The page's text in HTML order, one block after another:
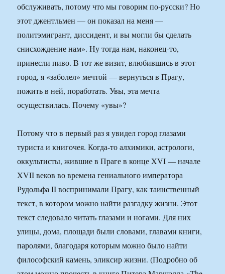
обслуживать, потому что мы говорим по-русски? Но
этот джентльмен — он показал на меня —
политэмигрант, диссидент, и вы могли бы сделать
снисхождение нам». Ну тогда нам, наконец-то,
принесли пиво. В тот же визит, влюбившись в этот
город, я «заболел» мечтой — вернуться в Прагу,
пожить в ней, поработать. Увы, эта мечта
осуществилась. Почему «увы»?
Потому что в первый раз я увидел город глазами
туриста и книгочея. Когда-то алхимики, астрологи,
оккультисты, жившие в Праге в конце XVI — начале
XVII веков во времена гениального императора
Рудольфа II воспринимали Прагу, как таинственный
текст, в котором можно найти разгадку жизни. Этот
текст следовало читать глазами и ногами. Для них
улицы, дома, площади были словами, главами книги,
паролями, благодаря которым можно было найти
философский камень, эликсир жизни. (Подробно об